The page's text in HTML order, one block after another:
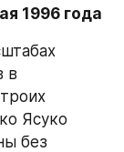
1996 года
в
Ясуко
без